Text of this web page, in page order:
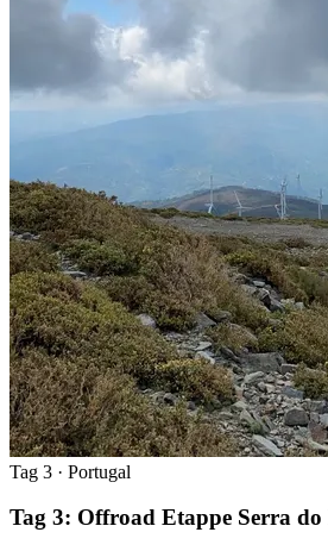
Tag 3 · Portugal
Tag 3: Offroad Etappe Serra